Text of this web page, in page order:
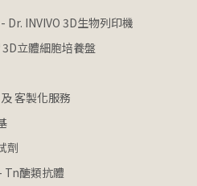
INVIVO 3D生物列印機
立體細胞培養盤
客製化服務
劑
醣類抗體